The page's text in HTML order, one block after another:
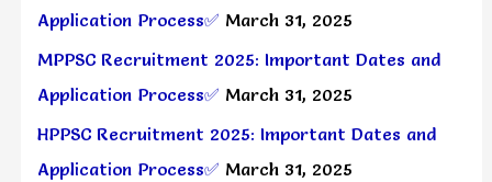
Application Process✅ March 31, 2025
MPPSC Recruitment 2025: Important Dates and
Application Process✅ March 31, 2025
HPPSC Recruitment 2025: Important Dates and
Application Process✅ March 31, 2025